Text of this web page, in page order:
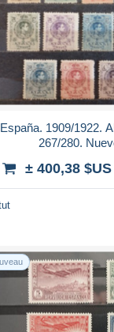
España. 1909/1922.
267/280.
± 400,38 $US